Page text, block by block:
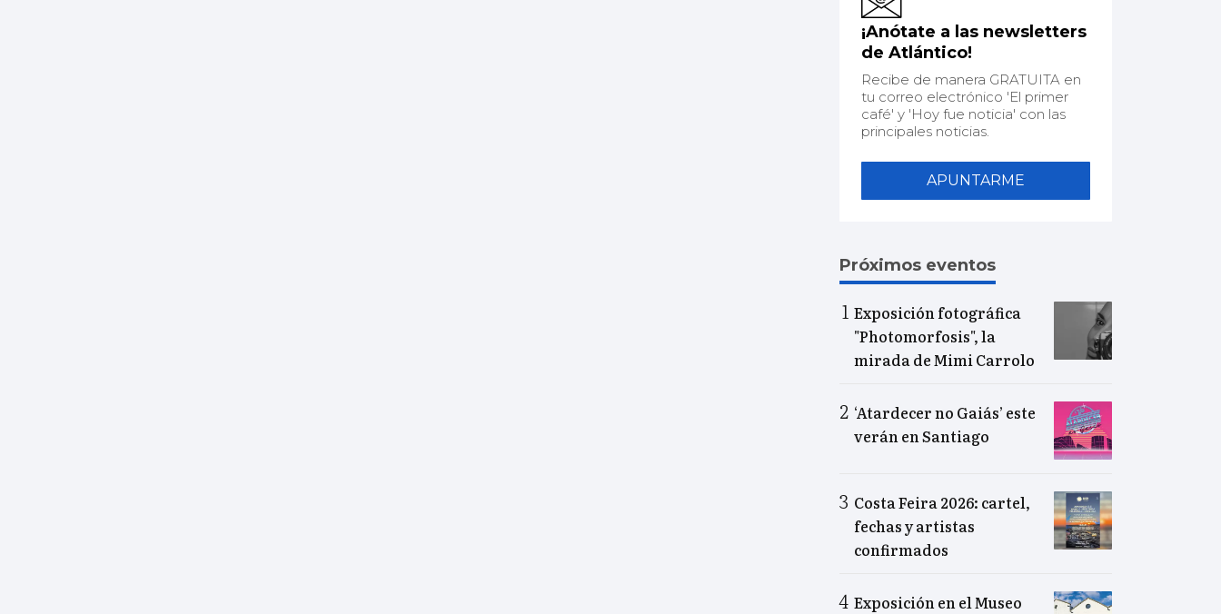
¡Anótate a las newsletters
de Atlántico!
Recibe de manera GRATUITA en
tu correo electrónico 'El primer
café' y 'Hoy fue noticia' con las
principales noticias.
APUNTARME
Próximos eventos
Exposición fotográfica
"Photomorfosis", la
mirada de Mimi Carrolo
‘Atardecer no Gaiás’ este
verán en Santiago
Costa Feira 2026: cartel,
fechas y artistas
confirmados
Exposición en el Museo